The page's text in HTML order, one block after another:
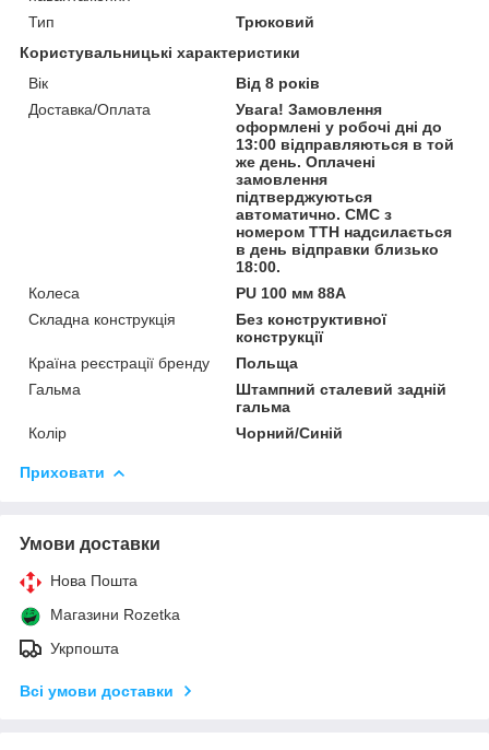
Тип
Трюковий
Користувальницькі характеристики
Вік
Від 8 років
Доставка/Оплата
Увага! Замовлення
оформлені у робочі дні до
13:00 відправляються в той
же день. Оплачені
замовлення
підтверджуються
автоматично. СМС з
номером ТТН надсилається
в день відправки близько
18:00.
Колеса
PU 100 мм 88A
Складна конструкція
Без конструктивної
конструкції
Країна реєстрації бренду
Польща
Гальма
Штампний сталевий задній
гальма
Колір
Чорний/Синій
Приховати
Умови доставки
Нова Пошта
Магазини Rozetka
Укрпошта
Всі умови доставки